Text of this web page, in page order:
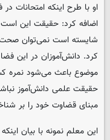
او با طرح اینکه امتحانات
اضافه کرد: حقیقت این
شایسته است نمی‌توان صحت
کرد. دانش‌آموزان در این
موضوع باعث می‌شود نمره
حقیقت علمی دانش‌آموز
مبنای قضاوت خود را بر
این معلم نمونه با بیان